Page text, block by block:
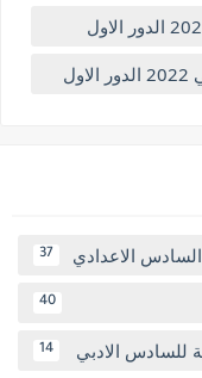
الاعدادي 37
40
للسادس الادبي 14